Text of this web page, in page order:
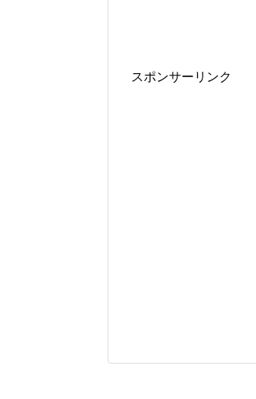
スポンサーリンク